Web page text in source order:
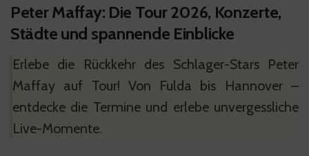
Peter Maffay: Die Tour 2026, Konzerte,
Städte und spannende Einblicke
Erlebe die Rückkehr des Schlager-Stars Peter
Maffay auf Tour! Von Fulda bis Hannover –
entdecke die Termine und erlebe unvergessliche
Live-Momente.